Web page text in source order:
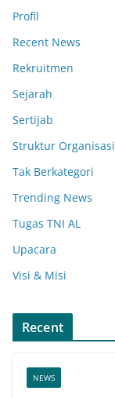
Profil
Recent News
Rekruitmen
Sejarah
Sertijab
Struktur Organisasi
Tak Berkategori
Trending News
Tugas TNI AL
Upacara
Visi & Misi
Recent
NEWS